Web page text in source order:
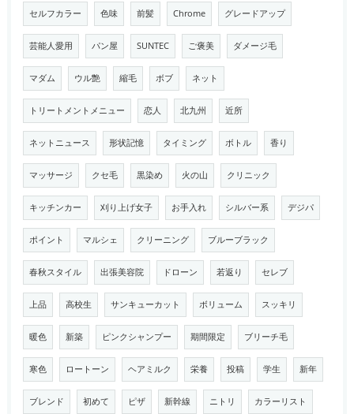
セルフカラー 色味 前髪 Chrome グレードアップ
芸能人愛用 パン屋 SUNTEC ご褒美 ダメージ毛
マダム ウル艶 縮毛 ボブ ネット
トリートメントメニュー 恋人 北九州 近所
ネットニュース 形状記憶 タイミング ボトル 香り
マッサージ クセ毛 黒染め 火の山 クリニック
キッチンカー 刈り上げ女子 お手入れ シルバー系 デジパ
ポイント マルシェ クリーニング ブルーブラック
春秋スタイル 出張美容院 ドローン 若返り セレブ
上品 高校生 サンキューカット ボリューム スッキリ
暖色 新築 ピンクシャンプー 期間限定 ブリーチ毛
寒色 ロートーン ヘアミルク 栄養 投稿 学生 新年
ブレンド 初めて ピザ 新幹線 ニトリ カラーリスト